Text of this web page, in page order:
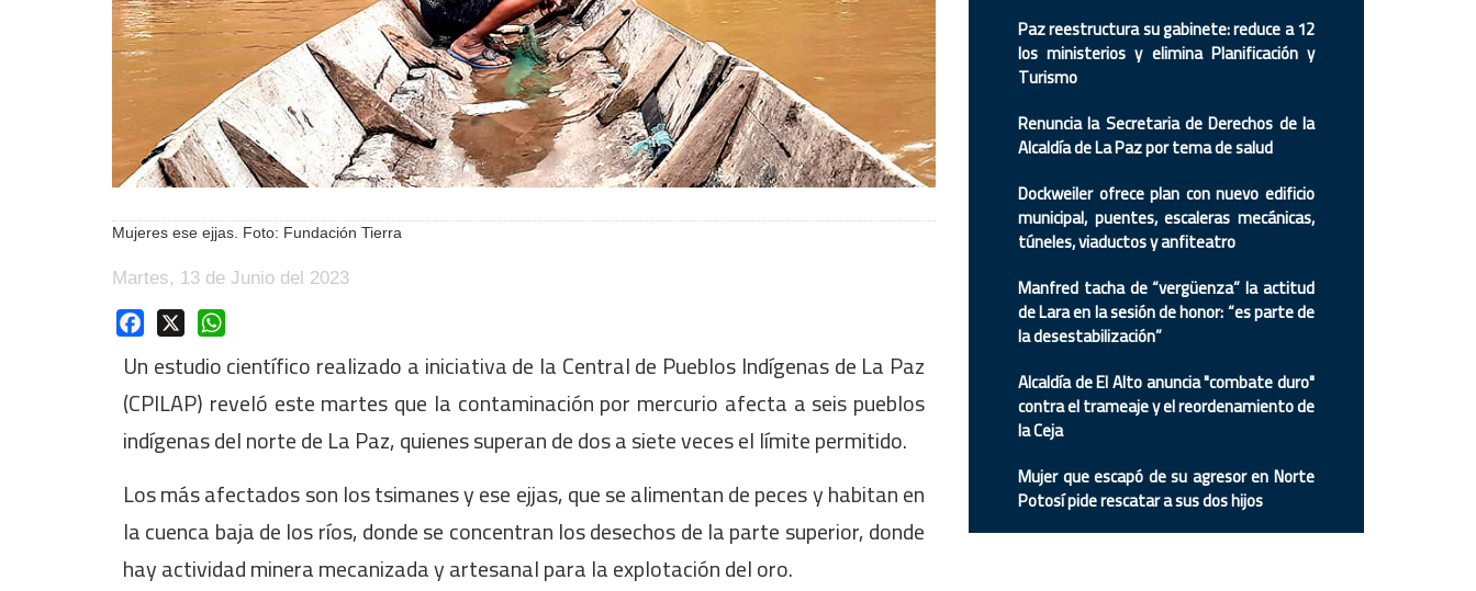
Mujeres ese ejjas. Foto: Fundación Tierra
Martes, 13 de Junio del 2023
Facebook
Un estudio científico realizado a iniciativa de la Central de Pueblos Indígenas de La Paz
(CPILAP) reveló este martes que la contaminación por mercurio afecta a seis pueblos
indígenas del norte de La Paz, quienes superan de dos a siete veces el límite permitido.
Los más afectados son los tsimanes y ese ejjas, que se alimentan de peces y habitan en
la cuenca baja de los ríos, donde se concentran los desechos de la parte superior, donde
hay actividad minera mecanizada y artesanal para la explotación del oro.
Paz reestructura su gabinete: reduce a 12
los ministerios y elimina Planificación y
Turismo
Renuncia la Secretaria de Derechos de la
Alcaldía de La Paz por tema de salud
Dockweiler ofrece plan con nuevo edificio
municipal, puentes, escaleras mecánicas,
túneles, viaductos y anfiteatro
Manfred tacha de “vergüenza” la actitud
de Lara en la sesión de honor: “es parte de
la desestabilización”
Alcaldía de El Alto anuncia "combate duro"
contra el trameaje y el reordenamiento de
la Ceja
Mujer que escapó de su agresor en Norte
Potosí pide rescatar a sus dos hijos